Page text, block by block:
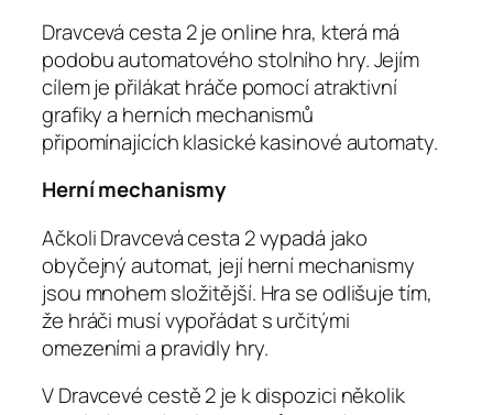
Dravcevá cesta 2 je online hra, která má
podobu automatového stolního hry. Jejím
cílem je přilákat hráče pomocí atraktivní
grafiky a herních mechanismů
připomínajících klasické kasinové automaty.
Herní mechanismy
Ačkoli Dravcevá cesta 2 vypadá jako
obyčejný automat, její herní mechanismy
jsou mnohem složitější. Hra se odlišuje tím,
že hráči musí vypořádat s určitými
omezeními a pravidly hry.
V Dravcevé cestě 2 je k dispozici několik